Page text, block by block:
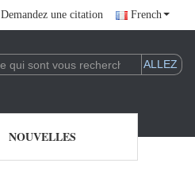
Demandez une citation French
NOUVELLES